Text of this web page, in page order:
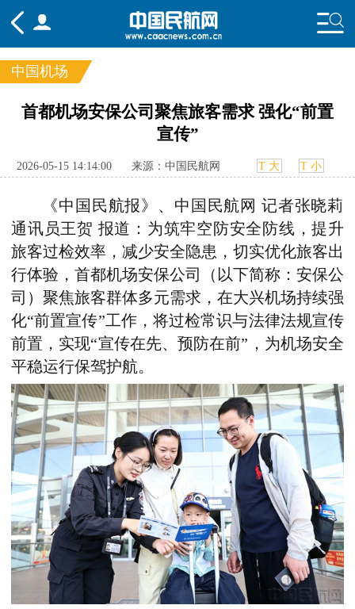
频道
国内
航图 智库 专题 舆情
中国机场
首都机场安保公司聚焦旅客需求 强化“前置
宣传”
2026-05-15 14:14:00 来源：中国民航网 T 大 T 小
《中国民航报》、中国民航网 记者张晓莉
通讯员王贺 报道：为筑牢空防安全防线，提升
旅客过检效率，减少安全隐患，切实优化旅客出
行体验，首都机场安保公司（以下简称：安保公
司）聚焦旅客群体多元需求，在大兴机场持续强
化“前置宣传”工作，将过检常识与法律法规宣传
前置，实现“宣传在先、预防在前”，为机场安全
平稳运行保驾护航。